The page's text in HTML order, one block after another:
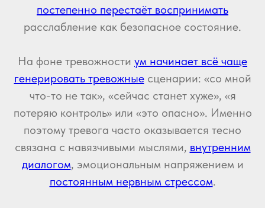
постепенно перестаёт воспринимать
расслабление как безопасное состояние.
На фоне тревожности ум начинает всё чаще
генерировать тревожныесценарии: «со мной
что-то не так», «сейчас станет хуже», «я
потеряю контроль» или «это опасно». Именно
поэтому тревога часто оказывается тесно
связана с навязчивыми мыслями, внутренним
диалогом, эмоциональным напряжением и
постоянным нервным стрессом.